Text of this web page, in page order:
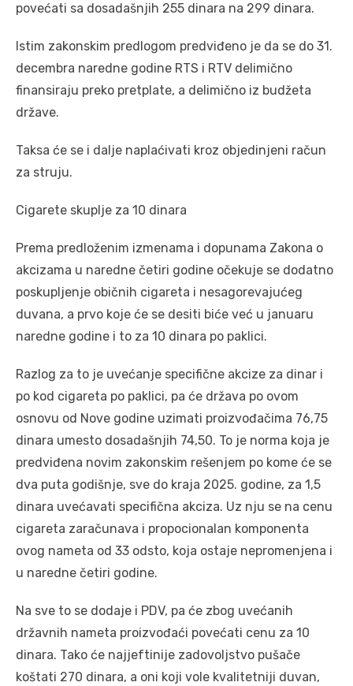
povećati sa dosadašnjih 255 dinara na 299 dinara.
Istim zakonskim predlogom predviđeno je da se do 31.
decembra naredne godine RTS i RTV delimično
finansiraju preko pretplate, a delimično iz budžeta
države.
Taksa će se i dalje naplaćivati kroz objedinjeni račun
za struju.
Cigarete skuplje za 10 dinara
Prema predloženim izmenama i dopunama Zakona o
akcizama u naredne četiri godine očekuje se dodatno
poskupljenje običnih cigareta i nesagorevajućeg
duvana, a prvo koje će se desiti biće već u januaru
naredne godine i to za 10 dinara po paklici.
Razlog za to je uvećanje specifične akcize za dinar i
po kod cigareta po paklici, pa će država po ovom
osnovu od Nove godine uzimati proizvođačima 76,75
dinara umesto dosadašnjih 74,50. To je norma koja je
predviđena novim zakonskim rešenjem po kome će se
dva puta godišnje, sve do kraja 2025. godine, za 1,5
dinara uvećavati specifična akciza. Uz nju se na cenu
cigareta zaračunava i propocionalan komponenta
ovog nameta od 33 odsto, koja ostaje nepromenjena i
u naredne četiri godine.
Na sve to se dodaje i PDV, pa će zbog uvećanih
državnih nameta proizvođaći povećati cenu za 10
dinara. Tako će najjeftinije zadovoljstvo pušače
koštati 270 dinara, a oni koji vole kvalitetniji duvan,